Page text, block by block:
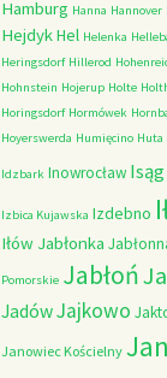
Hamburg Hanna Hannover
HejdykHel Helenka
Heringsdorf Hillerod
Hohnstein Hojerup Holte
Horingsdorf Hormówek
Hoyerswerda Humięcino Huta
Idzbark Inowrocław Isąg
Izbica Kujawska Izdebno
Iłów Jabłonka
Pomorskie Jabłoń
JadówJajkowo
Janowiec Kościelny